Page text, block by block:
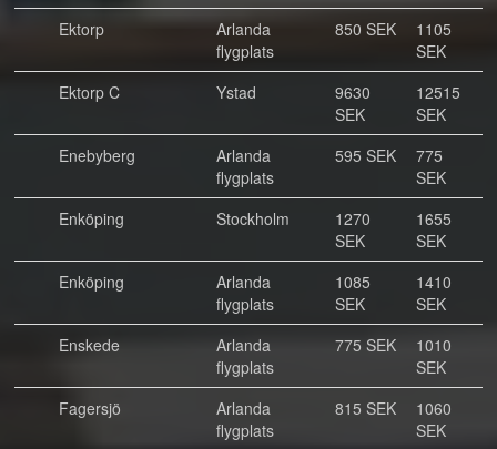
Ektorp
Arlanda
flygplats
850 SEK
1105
SEK
Ektorp C
Ystad
9630
SEK
12515
SEK
Enebyberg
Arlanda
flygplats
595 SEK
775
SEK
Enköping
Stockholm
1270
SEK
1655
SEK
Enköping
Arlanda
flygplats
1085
SEK
1410
SEK
Enskede
Arlanda
flygplats
775 SEK
1010
SEK
Fagersjö
Arlanda
flygplats
815 SEK
1060
SEK